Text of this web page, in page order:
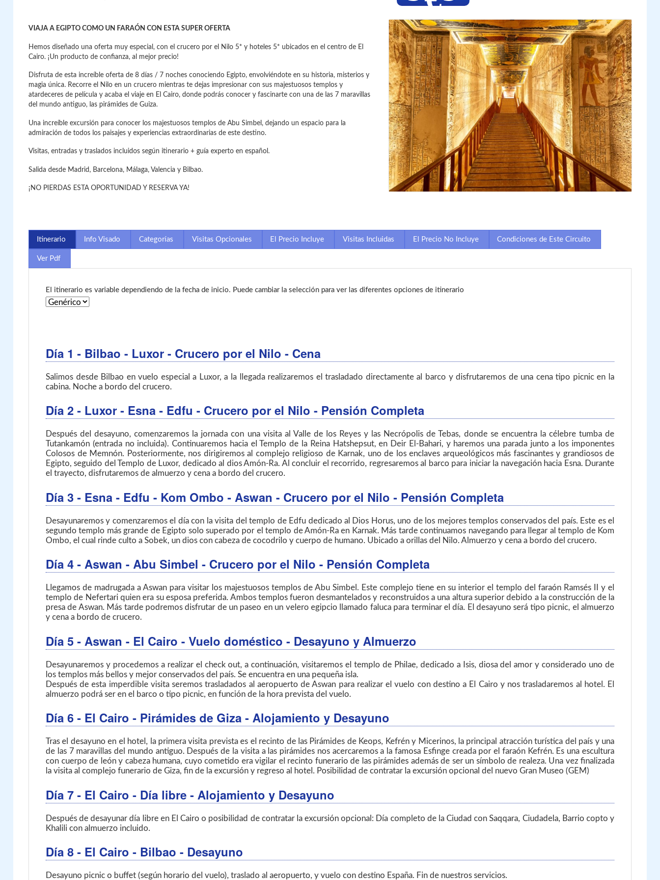
VIAJA A EGIPTO COMO UN FARAÓN CON ESTA SUPER OFERTA
Hemos diseñado una oferta muy especial, con el crucero por el Nilo 5* y hoteles 5* ubicados en el centro de El
Cairo. ¡Un producto de confianza, al mejor precio!
Disfruta de esta increíble oferta de 8 días / 7 noches conociendo Egipto, envolviéndote en su historia, misterios y
magia única. Recorre el Nilo en un crucero mientras te dejas impresionar con sus majestuosos templos y
atardeceres de película y acaba el viaje en El Cairo, donde podrás conocer y fascinarte con una de las 7 maravillas
del mundo antiguo, las pirámides de Guiza.
Una increíble excursión para conocer los majestuosos templos de Abu Simbel, dejando un espacio para la
admiración de todos los paisajes y experiencias extraordinarias de este destino.
Visitas, entradas y traslados incluidos según itinerario + guía experto en español.
Salida desde Madrid, Barcelona, Málaga, Valencia y Bilbao.
¡NO PIERDAS ESTA OPORTUNIDAD Y RESERVA YA!
Itinerario Info Visado Categorías Visitas Opcionales El Precio Incluye Visitas Incluidas El Precio No Incluye Condiciones de Este Circuito
Ver Pdf
El itinerario es variable dependiendo de la fecha de inicio. Puede cambiar la selección para ver las diferentes opciones de itinerario
Día 1 - Bilbao - Luxor - Crucero por el Nilo - Cena
Salimos desde Bilbao en vuelo especial a Luxor, a la llegada realizaremos el trasladado directamente al barco y disfrutaremos de una cena tipo picnic en la
cabina. Noche a bordo del crucero.
Día 2 - Luxor - Esna - Edfu - Crucero por el Nilo - Pensión Completa
Después del desayuno, comenzaremos la jornada con una visita al Valle de los Reyes y las Necrópolis de Tebas, donde se encuentra la célebre tumba de
Tutankamón (entrada no incluida). Continuaremos hacia el Templo de la Reina Hatshepsut, en Deir El-Bahari, y haremos una parada junto a los imponentes
Colosos de Memnón. Posteriormente, nos dirigiremos al complejo religioso de Karnak, uno de los enclaves arqueológicos más fascinantes y grandiosos de
Egipto, seguido del Templo de Luxor, dedicado al dios Amón-Ra. Al concluir el recorrido, regresaremos al barco para iniciar la navegación hacia Esna. Durante
el trayecto, disfrutaremos de almuerzo y cena a bordo del crucero.
Día 3 - Esna - Edfu - Kom Ombo - Aswan - Crucero por el Nilo - Pensión Completa
Desayunaremos y comenzaremos el día con la visita del templo de Edfu dedicado al Dios Horus, uno de los mejores templos conservados del país. Este es el
segundo templo más grande de Egipto solo superado por el templo de Amón-Ra en Karnak. Más tarde continuamos navegando para llegar al templo de Kom
Ombo, el cual rinde culto a Sobek, un dios con cabeza de cocodrilo y cuerpo de humano. Ubicado a orillas del Nilo. Almuerzo y cena a bordo del crucero.
Día 4 - Aswan - Abu Simbel - Crucero por el Nilo - Pensión Completa
Llegamos de madrugada a Aswan para visitar los majestuosos templos de Abu Simbel. Este complejo tiene en su interior el templo del faraón Ramsés II y el
templo de Nefertari quien era su esposa preferida. Ambos templos fueron desmantelados y reconstruidos a una altura superior debido a la construcción de la
presa de Aswan. Más tarde podremos disfrutar de un paseo en un velero egipcio llamado faluca para terminar el día. El desayuno será tipo picnic, el almuerzo
y cena a bordo de crucero.
Día 5 - Aswan - El Cairo - Vuelo doméstico - Desayuno y Almuerzo
Desayunaremos y procedemos a realizar el check out, a continuación, visitaremos el templo de Philae, dedicado a Isis, diosa del amor y considerado uno de
los templos más bellos y mejor conservados del país. Se encuentra en una pequeña isla.
Después de esta imperdible visita seremos trasladados al aeropuerto de Aswan para realizar el vuelo con destino a El Cairo y nos trasladaremos al hotel. El
almuerzo podrá ser en el barco o tipo picnic, en función de la hora prevista del vuelo.
Día 6 - El Cairo - Pirámides de Giza - Alojamiento y Desayuno
Tras el desayuno en el hotel, la primera visita prevista es el recinto de las Pirámides de Keops, Kefrén y Micerinos, la principal atracción turística del país y una
de las 7 maravillas del mundo antiguo. Después de la visita a las pirámides nos acercaremos a la famosa Esfinge creada por el faraón Kefrén. Es una escultura
con cuerpo de león y cabeza humana, cuyo cometido era vigilar el recinto funerario de las pirámides además de ser un símbolo de realeza. Una vez finalizada
la visita al complejo funerario de Giza, fin de la excursión y regreso al hotel. Posibilidad de contratar la excursión opcional del nuevo Gran Museo (GEM)
Día 7 - El Cairo - Día libre - Alojamiento y Desayuno
Después de desayunar día libre en El Cairo o posibilidad de contratar la excursión opcional: Día completo de la Ciudad con Saqqara, Ciudadela, Barrio copto y
Khalili con almuerzo incluido.
Día 8 - El Cairo - Bilbao - Desayuno
Desayuno picnic o buffet (según horario del vuelo), traslado al aeropuerto, y vuelo con destino España. Fin de nuestros servicios.